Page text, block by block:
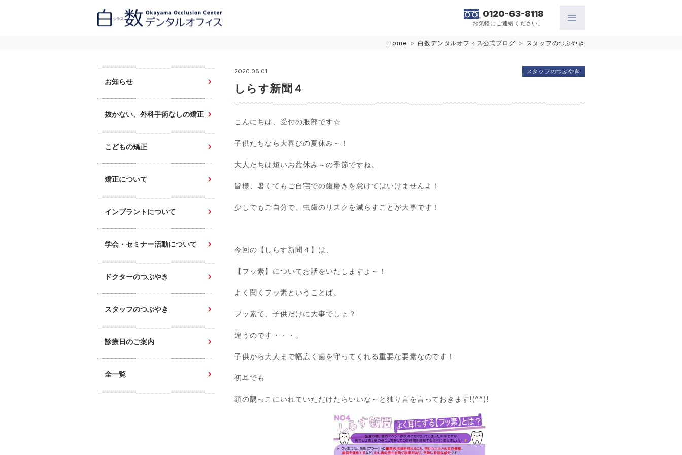
0120-63-8118
お気軽にご連絡ください。
Home > 白数デンタルオフィス公式ブログ > スタッフのつぶやき
2020.08.01
しらす新聞４
スタッフのつぶやき
こんにちは、受付の服部です☆
子供たちなら大喜びの夏休み～！
大人たちは短いお盆休み～の季節ですね。
皆様、暑くてもご自宅での歯磨きを怠けてはいけませんよ！
少しでもご自分で、虫歯のリスクを減らすことが大事です！
今回の【しらす新聞４】は、
【フッ素】についてお話をいたしますよ～！
よく聞くフッ素ということば。
フッ素て、子供だけに大事でしょ？
違うのです・・・。
子供から大人まで幅広く歯を守ってくれる重要な要素なのです！
初耳でも
頭の隅っこにいれていただけたらいいな～と独り言を言っておきます!(^^)!
お知らせ
抜かない、外科手術なしの矯正
こどもの矯正
矯正について
インプラントについて
学会・セミナー活動について
ドクターのつぶやき
スタッフのつぶやき
診療日のご案内
全一覧